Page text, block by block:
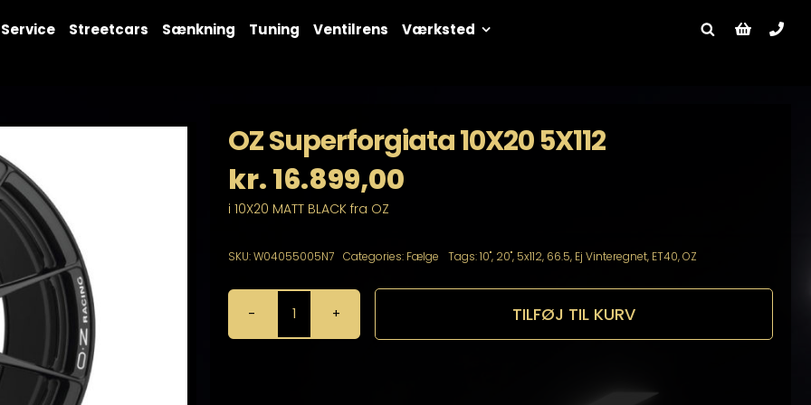
Service Streetcars Sænkning Tuning Ventilrens Værksted
OZ Superforgiata 10X20 5X112
kr.16.899,00
i 10X20 MATT BLACK fra OZ
SKU:W04055005N7 Categories: Fælge Tags:10", 20", 5x112, 66.5, Ej Vinteregnet, ET40,OZ
OZ
Superforgiata
TILFØJ TIL KURV